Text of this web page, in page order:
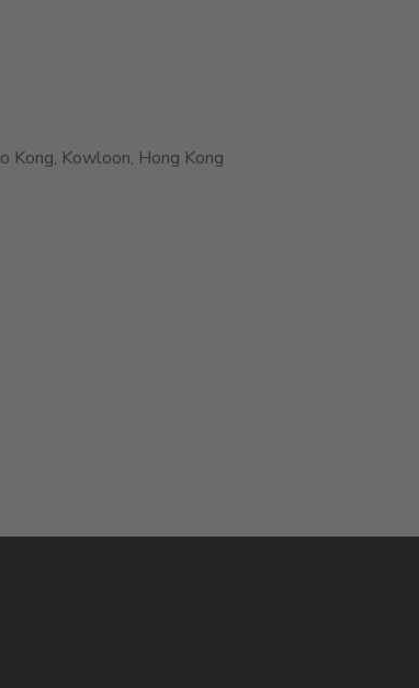
Kong, Kowloon, Hong Kong